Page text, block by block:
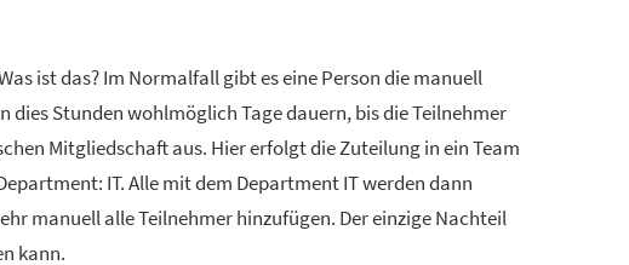
ist das? Im Normalfall gibt es eine Person die manuell
Stunden wohlmöglich Tage dauern, bis die Teilnehmer
Mitgliedschaft aus. Hier erfolgt die Zuteilung in ein Team
IT. Alle mit dem Department IT werden dann
manuell alle Teilnehmer hinzufügen. Der einzige Nachteil
kann.